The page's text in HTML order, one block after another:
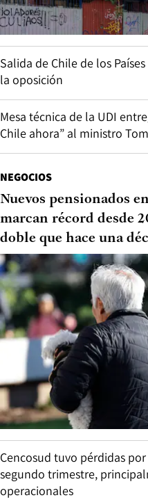
Salida de Chile de los
la oposición
Mesa técnica de la UDI
Chile ahora” al ministro
NEGOCIOS
Nuevos pensionados
marcan récord desde
doble que hace una
Cencosud tuvo pérdidas
segundo trimestre,
operacionales